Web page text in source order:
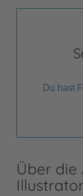
Du hast
Über die